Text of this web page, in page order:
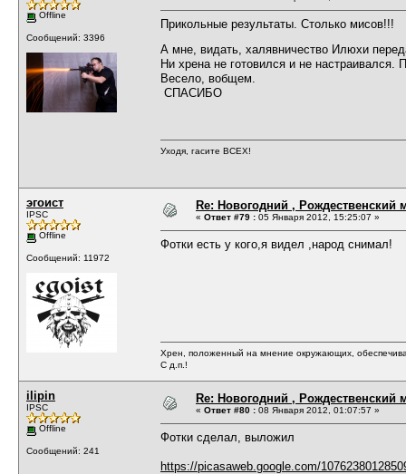
Offline
Сообщений: 3396
Прикольные результаты. Столько мисов!!!
А мне, видать, халявничество Илюхи
Ни хрена не готовился и не
Весело, вобщем.
СПАСИБО
Уходя, гасите ВСЕХ!
эгоист
IPSC
Offline
Сообщений: 11972
Re: Новогодний , Рождественский
« Ответ #79 : 05 Января 2012, 15:25:07 »
Фотки есть у кого,я видел ,народ снимал!
Хрен, положенный на мнение окружающих,
С д.п.!
ilipin
IPSC
Offline
Сообщений: 241
Re: Новогодний , Рождественский
« Ответ #80 : 08 Января 2012, 01:07:57 »
Фотки сделал, выложил
https://picasaweb.google.com/